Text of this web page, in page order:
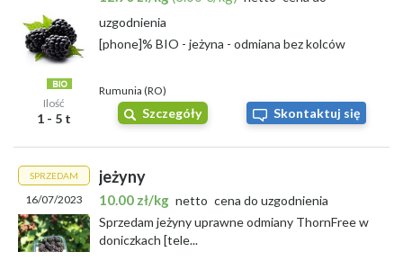
Ilość
1 - 5 t
uzgodnienia
[phone]% BIO - jeżyna - odmiana bez kolców
Rumunia (RO)
Szczegóły Skontaktuj się
SPRZEDAM
16/07/2023
jeżyny
10.00 zł/kg netto cena do uzgodnienia
Sprzedam jeżyny uprawne odmiany ThornFree w
doniczkach [tele...